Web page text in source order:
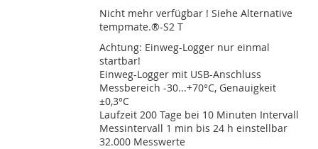
Nicht mehr verfügbar ! Siehe Alternative
tempmate.®-S2 T
Achtung: Einweg-Logger nur einmal
startbar!
Einweg-Logger mit USB-Anschluss
Messbereich -30...+70°C, Genauigkeit
±0,3°C
Laufzeit 200 Tage bei 10 Minuten Intervall
Messintervall 1 min bis 24 h einstellbar
32.000 Messwerte